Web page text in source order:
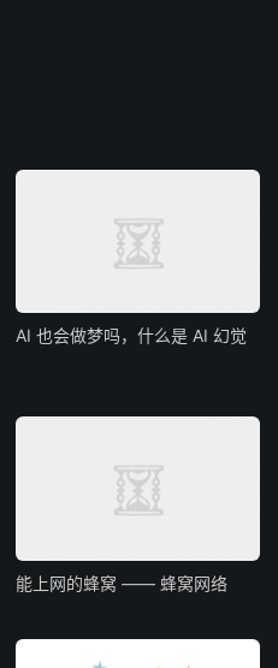
AI 也会做梦吗，什么是 AI 幻觉
能上网的蜂窝 —— 蜂窝网络